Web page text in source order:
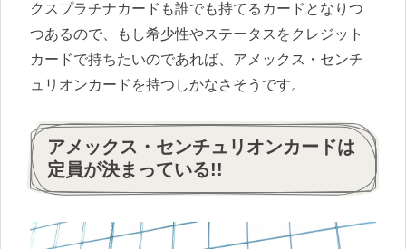
クスプラチナカードも誰でも持てるカードとなりつ
つあるので、もし希少性やステータスをクレジット
カードで持ちたいのであれば、アメックス・センチ
ュリオンカードを持つしかなさそうです。
アメックス・センチュリオンカードは
定員が決まっている!!